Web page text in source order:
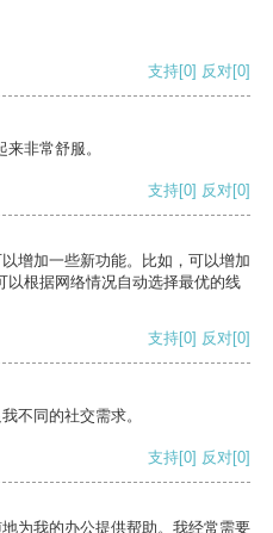
支持[0] 反对[0]
非常舒服。
支持[0] 反对[0]
增加一些新功能。比如，可以增加
以根据网络情况自动选择最优的线
支持[0] 反对[0]
不同的社交需求。
支持[0] 反对[0]
为我的办公提供帮助。我经常需要